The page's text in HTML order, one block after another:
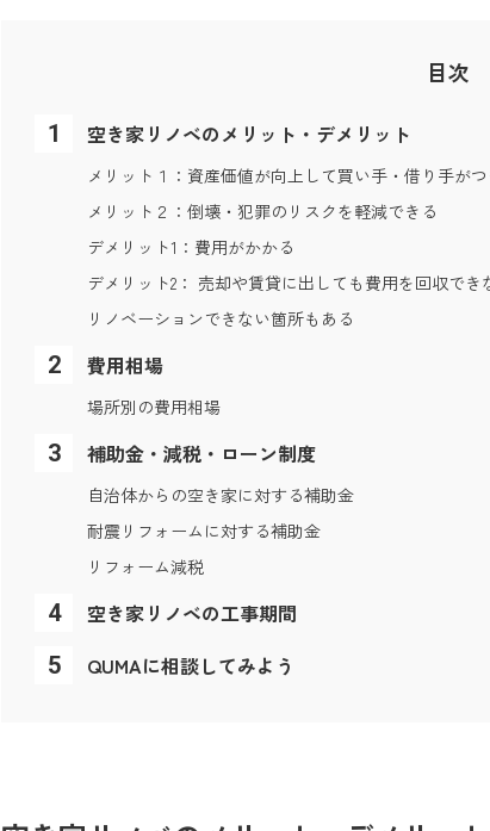
目次
空き家リノベのメリット・デメリット
メリット１：資産価値が向上して買い手・借り手が
メリット２：倒壊・犯罪のリスクを軽減できる
デメリット1：費用がかかる
デメリット2： 売却や賃貸に出しても費用を回収でき
リノベーションできない箇所もある
費用相場
場所別の費用相場
補助金・減税・ローン制度
自治体からの空き家に対する補助金
耐震リフォームに対する補助金
リフォーム減税
空き家リノベの工事期間
QUMAに相談してみよう